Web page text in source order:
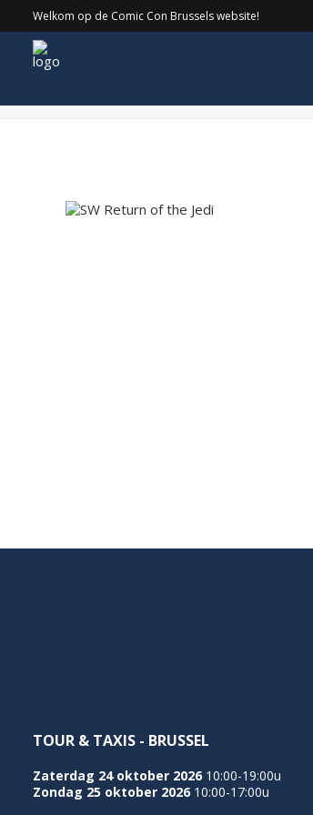
Welkom op de Comic Con Brussels website!
SW Return of the Jedi
TOUR & TAXIS - BRUSSEL
Zaterdag 24 oktober 2026 10:00-19:00u
Zondag 25 oktober 2026 10:00-17:00u